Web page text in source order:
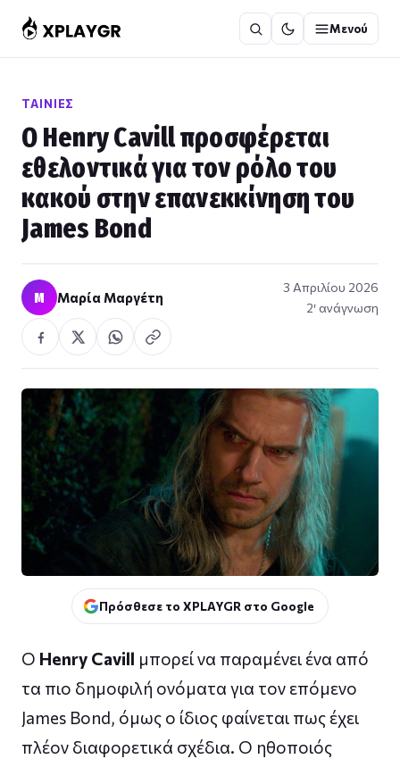
στο
περιεχόμενο
Μενού
ΤΑΙΝΊΕΣ
Ο Henry Cavill προσφέρεται
εθελοντικά για τον ρόλο του
κακού στην επανεκκίνηση του
James Bond
Μ Μαρία Μαργέτη
3 Απριλίου 2026
2′ ανάγνωση
Πρόσθεσε το XPLAYGR στο Google
Ο Henry Cavill μπορεί να παραμένει ένα από
τα πιο δημοφιλή ονόματα για τον επόμενο
James Bond, όμως ο ίδιος φαίνεται πως έχει
πλέον διαφορετικά σχέδια. Ο ηθοποιός